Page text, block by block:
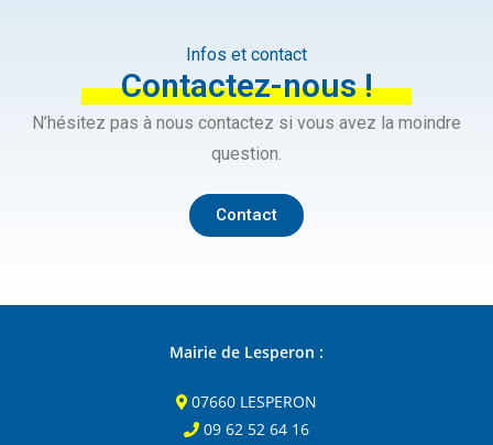
Infos et contact
Contactez-nous !
N’hésitez pas à nous contactez si vous avez la moindre
question.
Contact
Mairie de Lesperon :
07660 LESPERON
09 62 52 64 16